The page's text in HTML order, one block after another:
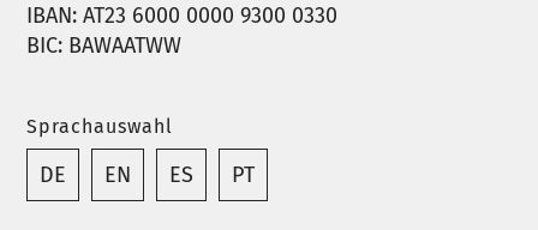
IBAN: AT23 6000 0000 9300 0330
BIC: BAWAATWW
Sprachauswahl
DE EN ES PT